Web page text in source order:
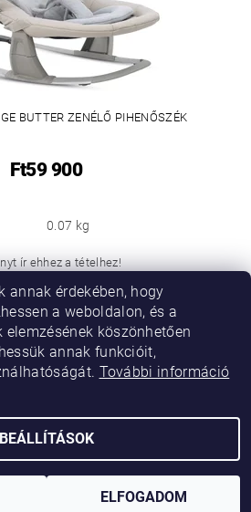
BUTTER ZENÉLŐ PIHENŐSZÉK
Ft59 900
0.07 kg
ír ehhez a tételhez!
minden jog fenntartva.
Shoptet készítette
annak érdekében, hogy
a weboldalon, és a
köszönhetően
annak funkcióit,
További információ
BEÁLLÍTÁSOK
ELFOGADOM